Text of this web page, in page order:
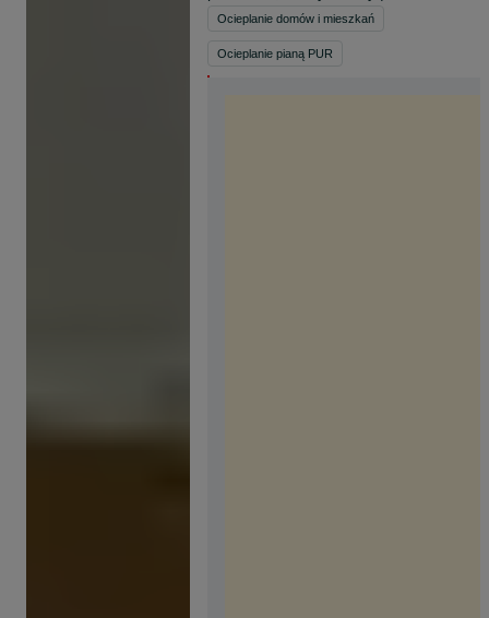
pomiary i wycena
Ocieplanie domów i mieszkań
Ocieplanie pianą PUR